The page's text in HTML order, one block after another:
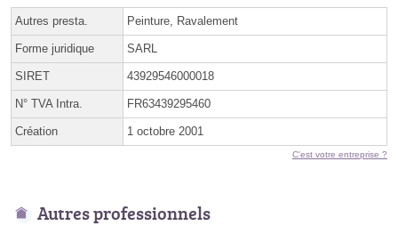
Autres presta. Peinture, Ravalement
Forme juridique SARL
SIRET 43929546000018
N° TVA Intra. FR63439295460
Création 1 octobre 2001
C'est votre entreprise ?
Autres professionnels